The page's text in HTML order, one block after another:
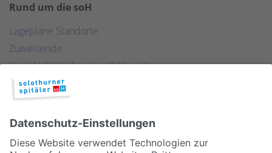
Rund um die soH
Lagepläne Standorte
Zuweisende
Kontakt für Lieferanten & Versicherungen
Zentralwäscherei
HEBSORG
Spital Club